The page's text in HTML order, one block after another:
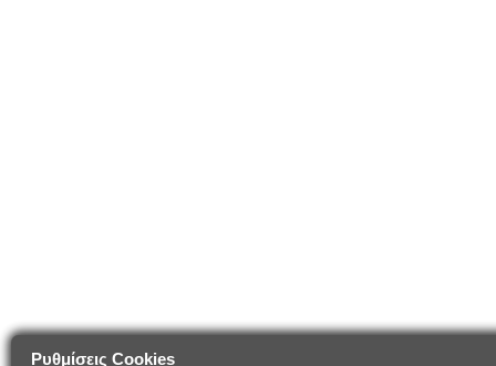
Ρυθμίσεις Cookies